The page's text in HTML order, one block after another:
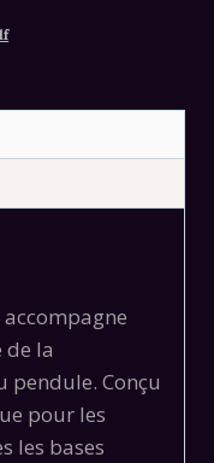
de la
pendule. Conçu
pour les
les bases